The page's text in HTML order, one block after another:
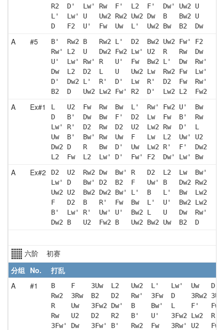
R2  D'  Lw' Rw  F'  L2  F'  Dw' Uw2 U
L'  Lw' U   Uw2 Rw2 Uw2 Dw  B   Bw2 U
D   F2  U'  Fw  Uw  L'  Uw2 Bw  B2  Dw
A #5
B'  Rw2 B   Rw2 L'  D2  Bw2 Uw2 Fw' F2
Rw' L2  U   Dw2 Fw2 Lw' U2  R   Rw  Dw
U'  Lw' Rw' R   U'  Fw  Bw2 L'  Dw  Rw'
Dw  L2  D2  L   U   Uw2 Lw  Rw2 Fw  Lw'
D'  Dw2 L'  R'  D'  Lw  R'  D2  Fw  Rw'
B2  D   Uw2 Lw2 Fw' R2  D'  Lw2 L2  Fw2
A Ex#1
L   U2  Fw  Rw  Bw  L'  Rw' Fw2 U'  Bw
D   B'  Dw  Bw  F'  D2  Lw  Fw  B'  Rw
Lw' R'  D2  Rw  D2  U2  Lw2 Rw  D'  L
Uw  B'  Bw' Rw  Uw  F   Lw  L2  Uw' U2
Dw2 D   R   Bw  D'  Uw  Lw2 R'  F'  Dw2
L2  Fw  L2  Lw' D'  Fw' F2  Dw' Lw' Bw
A Ex#2
D2  U2  Rw2 Dw  Bw' R   D2  L2  Lw  Bw'
Lw' D   Bw' D2  B2  F   Uw' B   Dw2 Rw2
Uw2 U2  Bw2 Dw2 Bw' L'  B   L'  Bw  Lw2
F   D2  B   R'  Fw  Bw  L'  U'  Bw2 Lw2
B'  Lw' R'  Uw' U'  Bw2 L   U   Dw  Rw'
Dw2 B   U2  Fw2 B   Uw2 Bw2 Uw  B2  D
六阶 初赛
分组 No.
打乱
A
#1
B    F    3Uw  L2   Uw2  L'   Lw'  Uw
Rw2  3Rw  B2   D2   Rw'  3Fw  D    3Rw2
R    Uw   3Fw2 Dw'  B    Bw'  L    F'
Rw   U2   D2   R2   B'   U'   3Fw2 Lw2
3Fw' Dw   3Fw' B'   Rw2  Fw   3Rw' U2